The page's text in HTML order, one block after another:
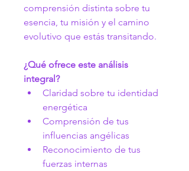
comprensión distinta sobre tu
esencia, tu misión y el camino
evolutivo que estás transitando.
¿Qué ofrece este análisis
integral?
Claridad sobre tu identidad
energética
Comprensión de tus
influencias angélicas
Reconocimiento de tus
fuerzas internas